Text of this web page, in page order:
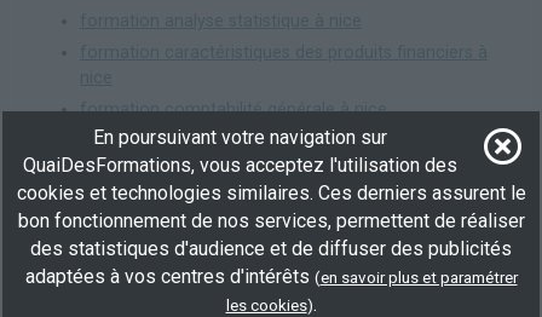
formation analyse statistique à nice
formation caractéristiques des produits financiers à
nice
formation comptabilité générale à nice
formation droit des assurances à nice
formation économétrie à nice
formation finance à nice
formation logiciels de modélisation et simulation à
nice
formation logiciels de statistiques à nice
En poursuivant votre navigation sur
QuaiDesFormations, vous acceptez l'utilisation des
cookies et technologies similaires. Ces derniers assurent le
bon fonctionnement de nos services, permettent de réaliser
des statistiques d'audience et de diffuser des publicités
adaptées à vos centres d'intérêts (en savoir plus et paramétrer
les cookies).